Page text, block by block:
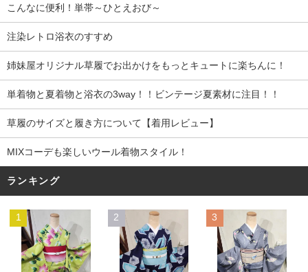
こんなに便利！単帯～ひとえおび～
注染レトロ浴衣のすすめ
姉妹屋オリジナル草履でお出かけをもっとキュートに楽ちんに！
単着物と夏着物と浴衣の3way！！ビンテージ夏素材に注目！！
草履のサイズと履き方について【着用レビュー】
MIXコーデも楽しいウール着物スタイル！
ランキング
1 2 3